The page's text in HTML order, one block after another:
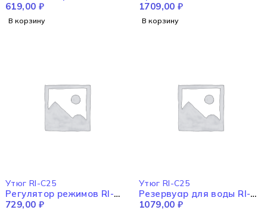
619,00 ₽
В корзину
1709,00 ₽
В корзину
Утюг RI-C25
Регулятор режимов RI-
C25
729,00 ₽
Утюг RI-C25
Резервуар для воды RI-
C25
1079,00 ₽